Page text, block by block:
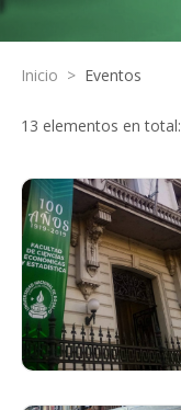
Inicio > Eventos
13 elementos en total: